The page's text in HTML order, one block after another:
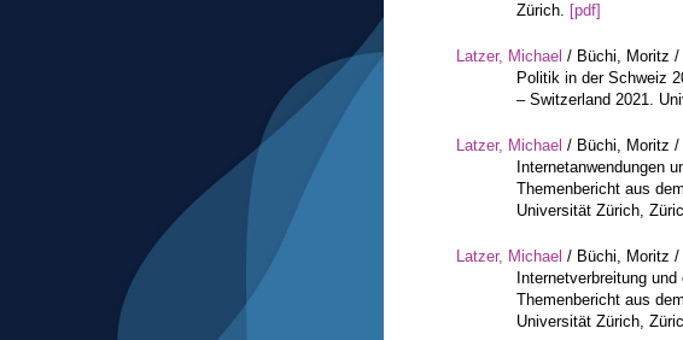
Zürich. [pdf]
Latzer, Michael / Büchi, Moritz /
Politik in der Schweiz
– Switzerland 2021.
Latzer, Michael / Büchi, Moritz /
Internetanwendungen
Themenbericht aus
Universität Zürich,
Latzer, Michael / Büchi, Moritz /
Internetverbreitung
Themenbericht aus
Universität Zürich,